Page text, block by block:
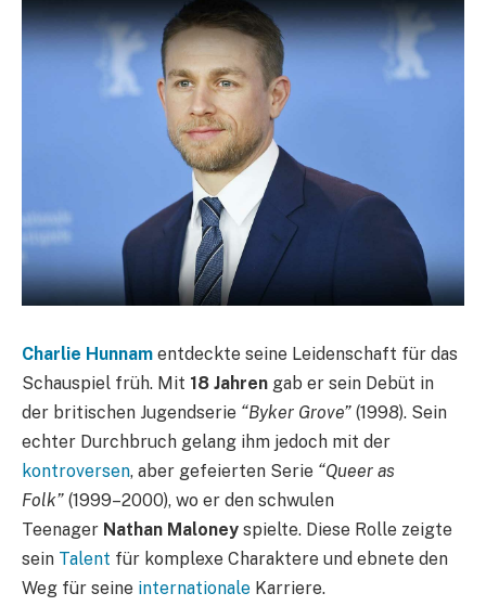
Charlie Hunnam entdeckte seine Leidenschaft für das
Schauspiel früh. Mit 18 Jahren gab er sein Debüt in
der britischen Jugendserie “Byker Grove” (1998). Sein
echter Durchbruch gelang ihm jedoch mit der
kontroversen, aber gefeierten Serie “Queer as
Folk” (1999–2000), wo er den schwulen
Teenager Nathan Maloney spielte. Diese Rolle zeigte
sein Talent für komplexe Charaktere und ebnete den
Weg für seine internationale Karriere.